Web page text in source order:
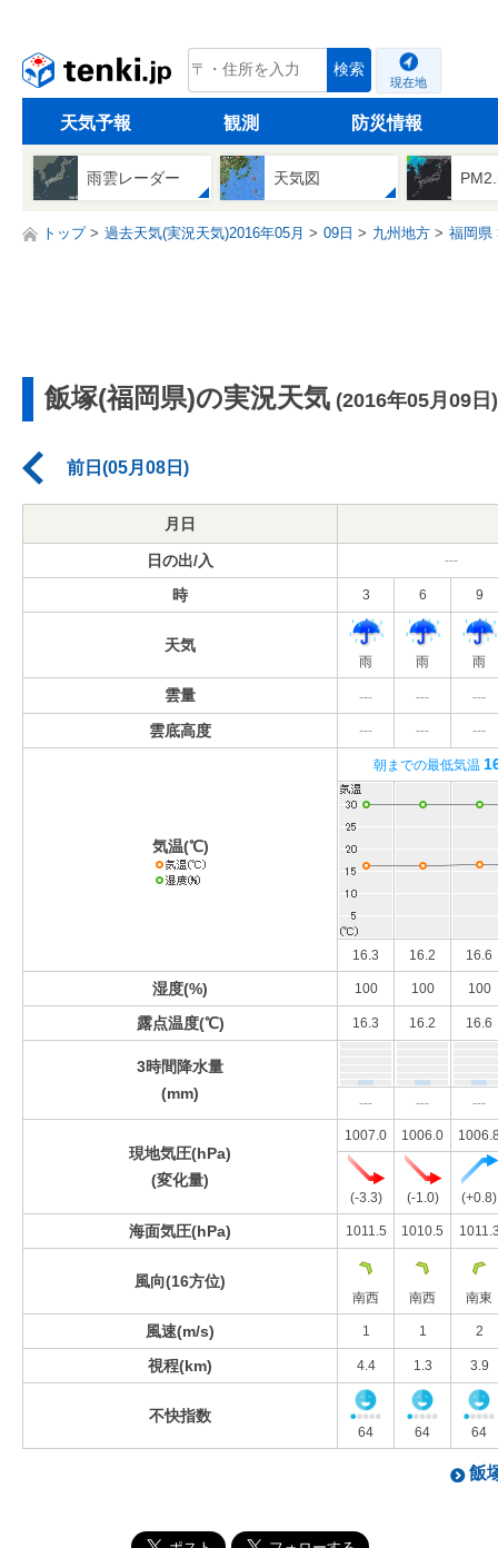
tenki.jp 検索
現在地
天気予報 観測 防災情報
雨雲レーダー 天気図
トップ 過去天気(実況天気)2016年05月 09日 九州地方 福岡県
飯塚(福岡県)の実況天気 (2016年05月09日)
前日(05月08日)
月日
日の出/入 ---
時 3 6 9
天気
雨 雨 雨
雲量 --- --- ---
雲底高度 --- --- ---
気温(℃)
朝までの最低気温
16.3 16.2 16.6
湿度(%) 100 100 100
露点温度(℃) 16.3 16.2 16.6
3時間降水量
(mm)
--- --- ---
現地気圧(hPa)
(変化量)
1007.0 1006.0
(-3.3) (-1.0) (+0.8)
海面気圧(hPa) 1011.5 1010.5
風向(16方位)
南西 南西 南東
風速(m/s) 1 1 2
視程(km) 4.4 1.3 3.9
不快指数
64 64 64
飯